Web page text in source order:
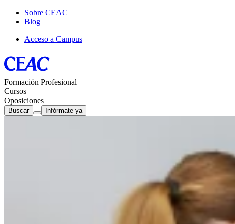
Sobre CEAC
Blog
Acceso a Campus
Formación Profesional
Cursos
Oposiciones
Buscar Infórmate ya